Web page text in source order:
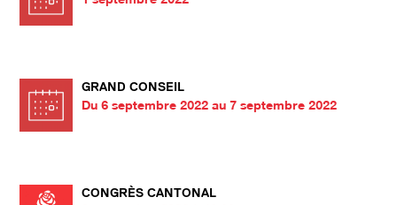
GRAND CONSEIL
Du 6 septembre 2022 au 7 septembre 2022
CONGRÈS CANTONAL